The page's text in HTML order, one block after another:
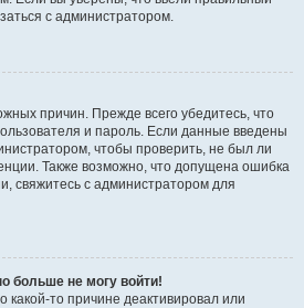
с администратором.
причин. Прежде всего убедитесь, что
и пароль. Если данные введены
чтобы проверить, не был ли
Также возможно, что допущена ошибка
свяжитесь с администратором для
больше не могу войти!
какой-то причине деактивировал или